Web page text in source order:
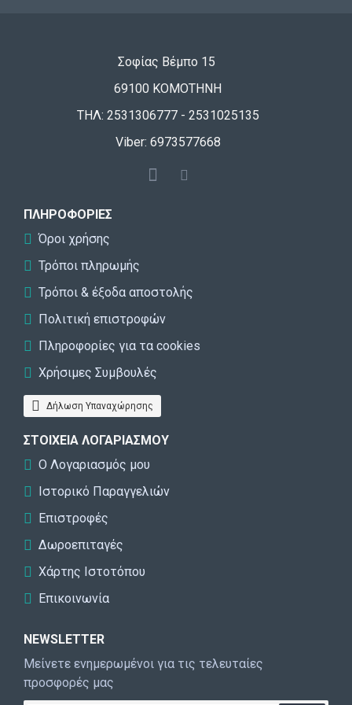
Σοφίας Βέμπο 15
69100 ΚΟΜΟΤΗΝΗ
ΤΗΛ: 2531306777 - 2531025135
Viber: 6973577668
ΠΛΗΡΟΦΟΡΊΕΣ
Όροι χρήσης
Τρόποι πληρωμής
Τρόποι & έξοδα αποστολής
Πολιτική επιστροφών
Πληροφορίες για τα cookies
Χρήσιμες Συμβουλές
Δήλωση Υπαναχώρησης
ΣΤΟΙΧΕΊΑ ΛΟΓΑΡΙΑΣΜΟΎ
Ο Λογαριασμός μου
Ιστορικό Παραγγελιών
Επιστροφές
Δωροεπιταγές
Χάρτης Ιστοτόπου
Επικοινωνία
NEWSLETTER
Μείνετε ενημερωμένοι για τις τελευταίες
προσφορές μας